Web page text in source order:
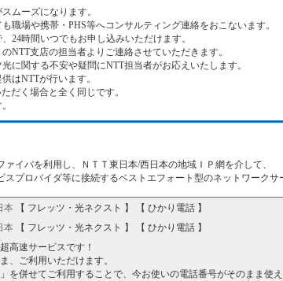
ムーズになります。
職場や携帯・PHS等へコンサルティング連絡をおこないます。
24時間いつでもお申し込みいただけます。
NTT支店の担当者よりご連絡させていただきます。
に関する不安や疑問にNTT担当者がお応えいたします。
はNTTが行います。
だく場合と全く同じです。
ァイバを利用し、ＮＴＴ東日本/西日本の地域ＩＰ網を介して、
プロバイダ等に接続するベストエフォート型のネットワークサ
本 【 フレッツ・光ネクスト 】 【 ひかり電話 】
本 【 フレッツ・光ネクスト 】 【 ひかり電話 】
高速サービスです！
、ご利用いただけます。
を併せてご利用することで、今お使いの電話番号がそのまま使